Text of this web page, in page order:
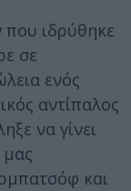
που ιδρύθηκε
σε
ενός
αντίπαλος
να γίνει
μας
και